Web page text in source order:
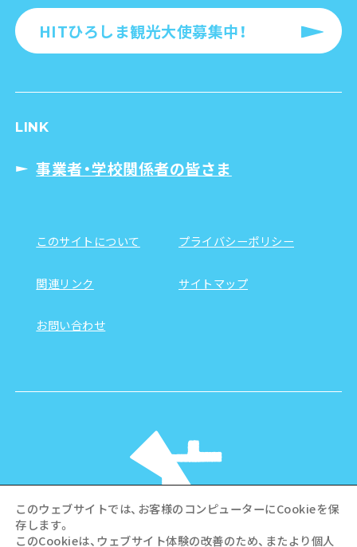
HITひろしま観光大使募集中！
LINK
事業者・学校関係者の皆さま
このサイトについて プライバシーポリシー
関連リンク サイトマップ
お問い合わせ
このウェブサイトでは、お客様のコンピューターにCookieを保
存します。
このCookieは、ウェブサイト体験の改善のため、またより個人